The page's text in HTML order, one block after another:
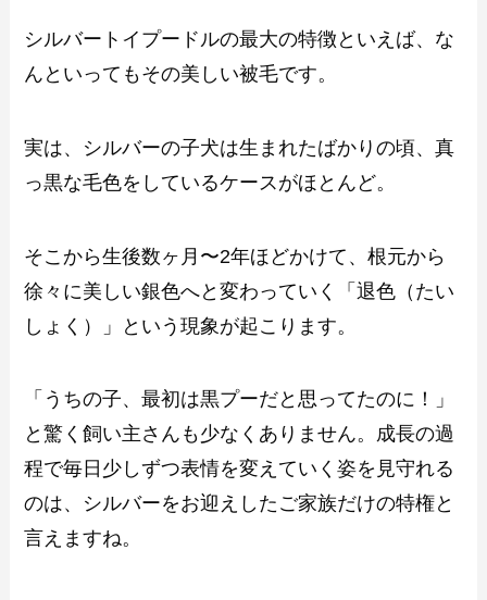
シルバートイプードルの最大の特徴といえば、な
んといってもその美しい被毛です。
実は、シルバーの子犬は生まれたばかりの頃、真
っ黒な毛色をしているケースがほとんど。
そこから生後数ヶ月〜2年ほどかけて、根元から
徐々に美しい銀色へと変わっていく「退色（たい
しょく）」という現象が起こります。
「うちの子、最初は黒プーだと思ってたのに！」
と驚く飼い主さんも少なくありません。成長の過
程で毎日少しずつ表情を変えていく姿を見守れる
のは、シルバーをお迎えしたご家族だけの特権と
言えますね。